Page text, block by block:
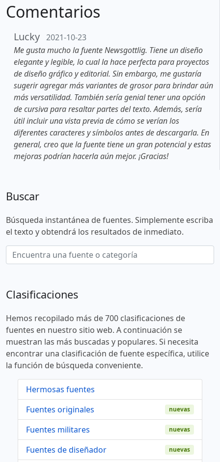
Comentarios
Lucky 2021-10-23
Me gusta mucho la fuente Newsgottlig. Tiene un diseño
elegante y legible, lo cual la hace perfecta para proyectos
de diseño gráfico y editorial. Sin embargo, me gustaría
sugerir agregar más variantes de grosor para brindar aún
más versatilidad. También sería genial tener una opción
de cursiva para resaltar partes del texto. Además, sería
útil incluir una vista previa de cómo se verían los
diferentes caracteres y símbolos antes de descargarla. En
general, creo que la fuente tiene un gran potencial y estas
mejoras podrían hacerla aún mejor. ¡Gracias!
Buscar
Búsqueda instantánea de fuentes. Simplemente escriba
el texto y obtendrá los resultados de inmediato.
Clasificaciones
Hemos recopilado más de 700 clasificaciones de
fuentes en nuestro sitio web. A continuación se
muestran las más buscadas y populares. Si necesita
encontrar una clasificación de fuente específica, utilice
la función de búsqueda conveniente.
Hermosas fuentes
Fuentes originales
nuevas
Fuentes militares nuevas
Fuentes de diseñador nuevas